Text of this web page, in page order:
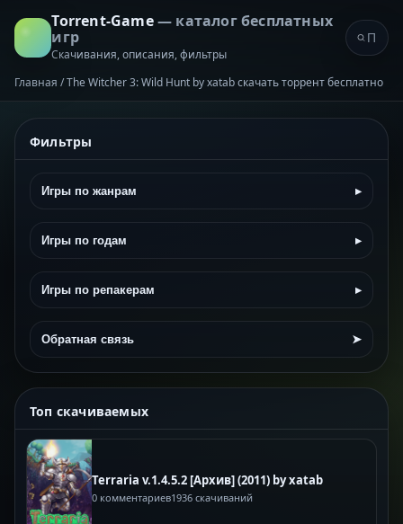
Torrent-Game— каталог бесплатных
игр
Скачивания, описания, фильтры
Главная /The Witcher 3: Wild Hunt by xatab скачать торрент бесплатно
Фильтры
Игры по жанрам ▸
Игры по годам ▸
Игры по репакерам ▸
Обратная связь ➤
Топ скачиваемых
Terraria v.1.4.5.2 [Архив] (2011) by xatab
0 комментариев1936 скачиваний